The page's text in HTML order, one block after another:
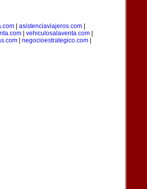
| asistenciaviajeros.com|
vehiculosalaventa.com
| negocioestrategico.com|